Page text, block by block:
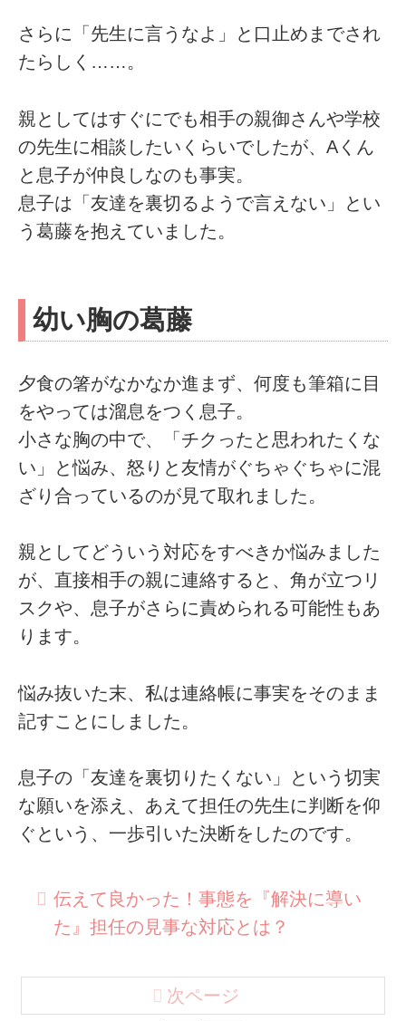
さらに「先生に言うなよ」と口止めまでされ
たらしく……。
親としてはすぐにでも相手の親御さんや学校
の先生に相談したいくらいでしたが、Aくん
と息子が仲良しなのも事実。
息子は「友達を裏切るようで言えない」とい
う葛藤を抱えていました。
幼い胸の葛藤
夕食の箸がなかなか進まず、何度も筆箱に目
をやっては溜息をつく息子。
小さな胸の中で、「チクったと思われたくな
い」と悩み、怒りと友情がぐちゃぐちゃに混
ざり合っているのが見て取れました。
親としてどういう対応をすべきか悩みました
が、直接相手の親に連絡すると、角が立つリ
スクや、息子がさらに責められる可能性もあ
ります。
悩み抜いた末、私は連絡帳に事実をそのまま
記すことにしました。
息子の「友達を裏切りたくない」という切実
な願いを添え、あえて担任の先生に判断を仰
ぐという、一歩引いた決断をしたのです。
伝えて良かった！事態を『解決に導い
た』担任の見事な対応とは？
次ページ